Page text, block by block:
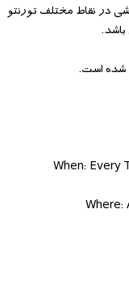
در نقاط مختلف تورنتو
شده است.
When:
Where: